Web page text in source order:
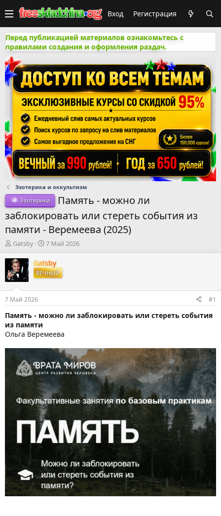
Вход Регистрация
Перед публикацией материалов ознакомьтесь с
правилами создания и оформления раздач.
Эзотерика и оккультизм
Эзотерика
Память - можно ли
заблокировать или стереть события из
памяти - Веремеева (2025)
А
т
о
р
т
е
м
ы
Gatsby
Д
т
а
н
а
л
7 Май 2026
Gatsby
ВЕЧНЫЙ
7 Май 2026 #1
Память - можно ли заблокировать или стереть события
из памяти
Ольга Веремеева